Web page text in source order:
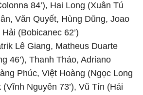
84’), Hai Long (Xuân Tú
Văn Quyết, Hùng Dũng, Joao
(Bobicanec 62’)
Lê Giang, Matheus Duarte
46’), Thanh Thảo, Adriano
Phúc, Việt Hoàng (Ngọc Long
(Vĩnh Nguyên 73’), Vũ Tín (Hải